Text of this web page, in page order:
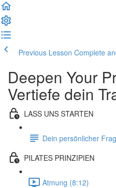
Previous Lesson Complete
Deepen Your
Vertiefe dein
LASS UNS STARTEN
Dein persönlicher
PILATES PRINZIPIEN
Atmung (8:12)